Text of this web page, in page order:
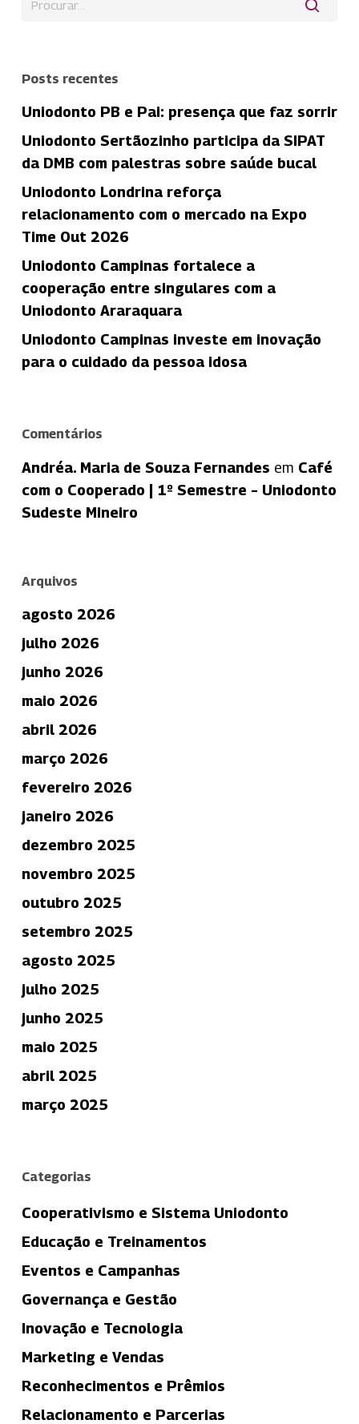
Posts recentes
Uniodonto PB e Pai: presença que faz sorrir
Uniodonto Sertãozinho participa da SIPAT
da DMB com palestras sobre saúde bucal
Uniodonto Londrina reforça
relacionamento com o mercado na Expo
Time Out 2026
Uniodonto Campinas fortalece a
cooperação entre singulares com a
Uniodonto Araraquara
Uniodonto Campinas investe em inovação
para o cuidado da pessoa idosa
Comentários
Andréa. Maria de Souza Fernandes em Café
com o Cooperado | 1º Semestre – Uniodonto
Sudeste Mineiro
Arquivos
agosto 2026
julho 2026
junho 2026
maio 2026
abril 2026
março 2026
fevereiro 2026
janeiro 2026
dezembro 2025
novembro 2025
outubro 2025
setembro 2025
agosto 2025
julho 2025
junho 2025
maio 2025
abril 2025
março 2025
Categorias
Cooperativismo e Sistema Uniodonto
Educação e Treinamentos
Eventos e Campanhas
Governança e Gestão
Inovação e Tecnologia
Marketing e Vendas
Reconhecimentos e Prêmios
Relacionamento e Parcerias